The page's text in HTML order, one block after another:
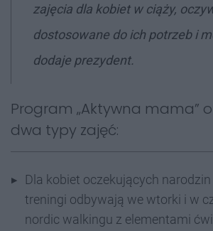
zajęcia dla kobiet w ciąży,
dostosowane do ich potrzeb i
dodaje prezydent.
Program „Aktywna mama”
dwa typy zajęć:
Dla kobiet oczekujących
treningi odbywają we wtorki i w
nordic walkingu z elementami